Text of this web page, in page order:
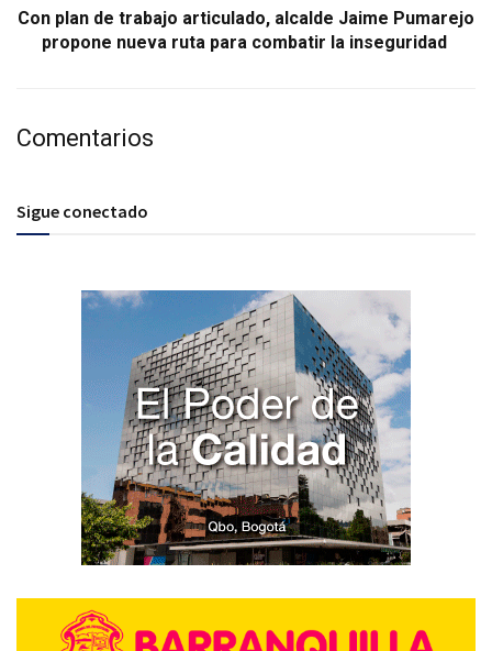
Con plan de trabajo articulado, alcalde Jaime Pumarejo
propone nueva ruta para combatir la inseguridad
Comentarios
Sigue conectado